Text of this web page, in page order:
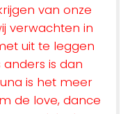
van onze
verwachten in
uit te leggen
is dan
is het meer
de love, dance